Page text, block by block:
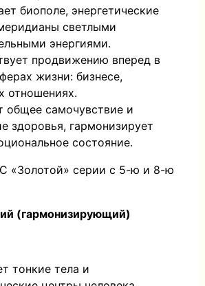
биополе, энергетические
светлыми
энергиями.
продвижению вперед в
жизни: бизнесе,
отношениях.
общее самочувствие и
здоровья, гармонизирует
состояние.
«Золотой» серии с 5-ю и 8-ю
(гармонизирующий)
тонкие тела и